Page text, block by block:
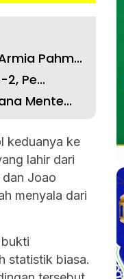
Pahm...
Pe...
Mente...
keduanya ke
lahir dari
dan Joao
menyala dari
statistik biasa.